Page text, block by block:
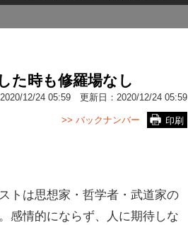
た時も修羅場なし
2020/12/24 05:59 更新日： 2020/12/24 05:59
印刷
>> バックナンバー
トは思想家・哲学者・武道家の
感情的にならず、人に期待しな